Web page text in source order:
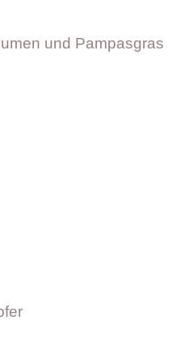
und Pampasgras